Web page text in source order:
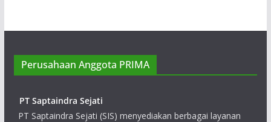
Perusahaan Anggota PRIMA
PT Saptaindra Sejati
PT Saptaindra Sejati (SIS) menyediakan berbagai layanan